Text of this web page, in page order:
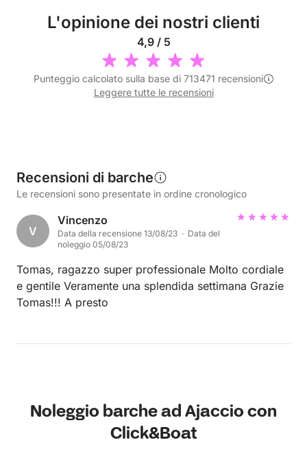
L'opinione dei nostri clienti
4,9 / 5
Punteggio calcolato sulla base di 713471 recensioni
Leggere tutte le recensioni
Recensioni di barche
Le recensioni sono presentate in ordine cronologico
V
Vincenzo
Data della recensione 13/08/23 · Data del
noleggio 05/08/23
Tomas, ragazzo super professionale Molto cordiale
e gentile Veramente una splendida settimana Grazie
Tomas!!! A presto
Noleggio barche ad Ajaccio con
Click&Boat